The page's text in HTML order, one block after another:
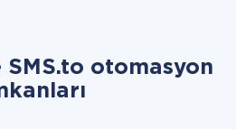
SMS.to otomasyon